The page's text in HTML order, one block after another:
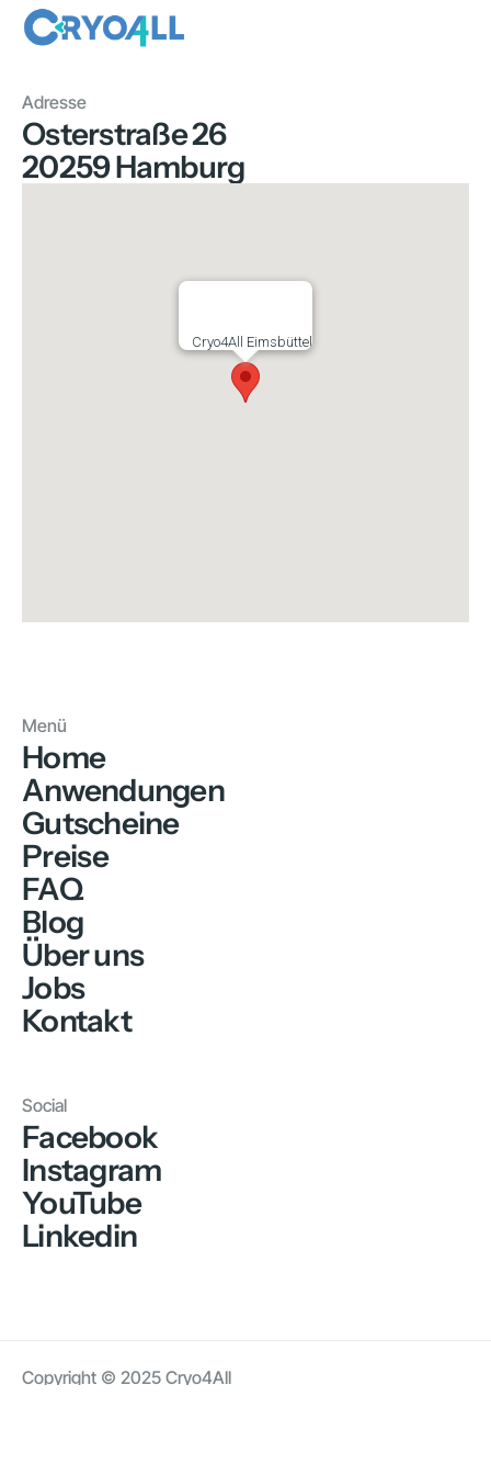
Adresse
Osterstraße 26
20259 Hamburg
Cryo4All Eimsbüttel
Menü
Home
Anwendungen
Gutscheine
Preise
FAQ
Blog
Über uns
Jobs
Kontakt
Social
Facebook
Instagram
YouTube
Linkedin
Copyright © 2025 Cryo4All